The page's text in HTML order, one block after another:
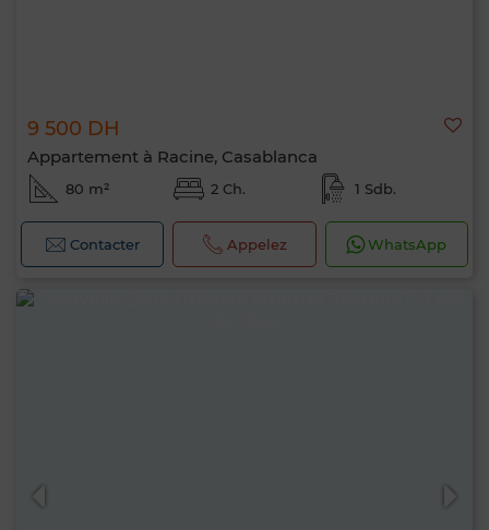
9 500 DH
Appartement à Racine, Casablanca
80 m² 2 Ch. 1 Sdb.
Contacter Appelez WhatsApp